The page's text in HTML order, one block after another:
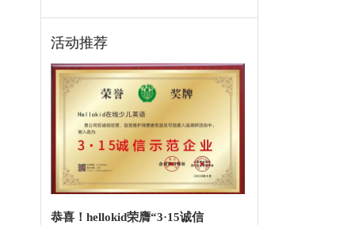
活动推荐
恭喜！hellokid荣膺“3·15诚信